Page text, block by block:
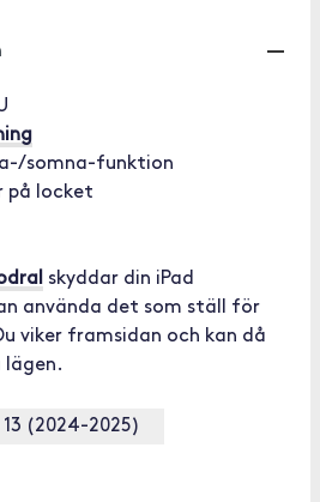
somna-funktion
på locket
skyddar din iPad
använda det som ställ för
viker framsidan och kan då
13 (2024-2025)